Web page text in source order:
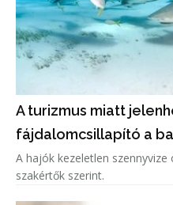
A turizmus miatt
fájdalomcsillapító a
A hajók kezeletlen
szakértők szerint.